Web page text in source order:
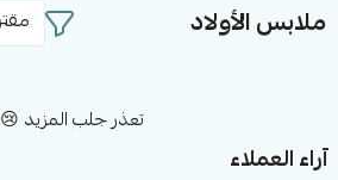
ملابس الأولاد
تعذر جلب المزيد 😢
آراء العملاء